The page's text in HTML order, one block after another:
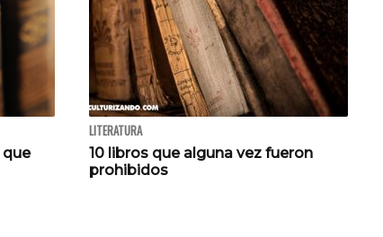
que
LITERATURA
10 libros que alguna vez fueron
prohibidos